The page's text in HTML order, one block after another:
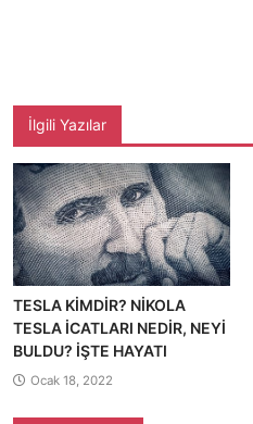
İlgili Yazılar
TESLA KİMDİR? NİKOLA
TESLA İCATLARI NEDİR, NEYİ
BULDU? İŞTE HAYATI
Ocak 18, 2022